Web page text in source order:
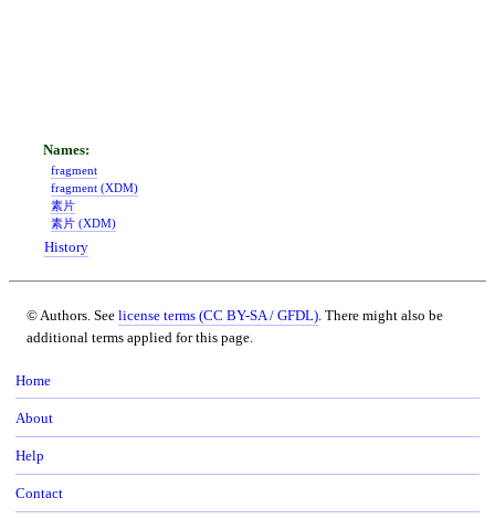
fragment
fragment (XDM)
素片
素片 (XDM)
History
© Authors. See license terms (CC BY-SA / GFDL). There might also be
additional terms applied for this page.
Home
About
Help
Contact